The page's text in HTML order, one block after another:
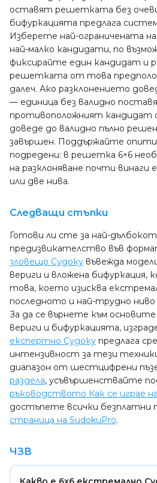
оставят решетката без
бифуркацията предлага
Изберете най-ограничената
най-малко кандидати, по
фиксирайте един кандидат и
решетката от това
далеч. Ако разклонението
— единица без валидно
противоположният кандидат
доведе до валидно пълно
завършен. Поддържайте
подредени: в решетка 6×6
на разклоняване почти винаги
или две нива.
Следващи стъпки
Готови ли сте за най-
предизвикателство във
зловещо Судоку въвежда
вериги и вложена бифуркация,
това, което изисква
последното и най-трудно
За да се върнете към
вериги и бифуркацията,
експертно Судоку предлага
интензивност за тези
диапазон от шестцифрени
раздела, усъвършенствайте
ръководството Как се играе
достъпете всички безплатни
страница на SudokuPro.
ЧЗВ